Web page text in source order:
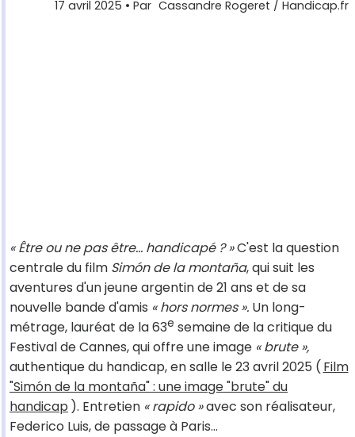
17 avril 2025 • Par Cassandre Rogeret / Handicap.fr
« Être ou ne pas être... handicapé ? »C'est la question
centrale du film Simón de la montaña, qui suit les
aventures d'un jeune argentin de 21 ans et de sa
nouvelle bande d'amis « hors normes ». Un long-
métrage, lauréat de la 63e semaine de la critique du
Festival de Cannes, qui offre une image « brute »,
authentique du handicap, en salle le 23 avril 2025 ( Film
"Simón de la montaña" : une image "brute" du
handicap ). Entretien « rapido »avec son réalisateur,
Federico Luis, de passage à Paris...